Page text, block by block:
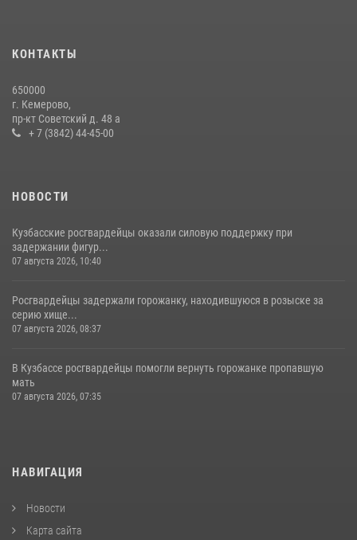
20 июля 2026, 10:54
с покупками
20 июля 2026, 08:52
КОНТАКТЫ
650000
г. Кемерово,
пр-кт Советский д. 48 а
+ 7 (3842) 44-45-00
НОВОСТИ
Кузбасские росгвардейцы оказали силовую поддержку при
задержании фигур...
07 августа 2026, 10:40
Росгвардейцы задержали горожанку, находившуюся в розыске за
серию хище...
07 августа 2026, 08:37
В Кузбассе росгвардейцы помогли вернуть горожанке пропавшую
мать
07 августа 2026, 07:35
НАВИГАЦИЯ
Новости
Карта сайта